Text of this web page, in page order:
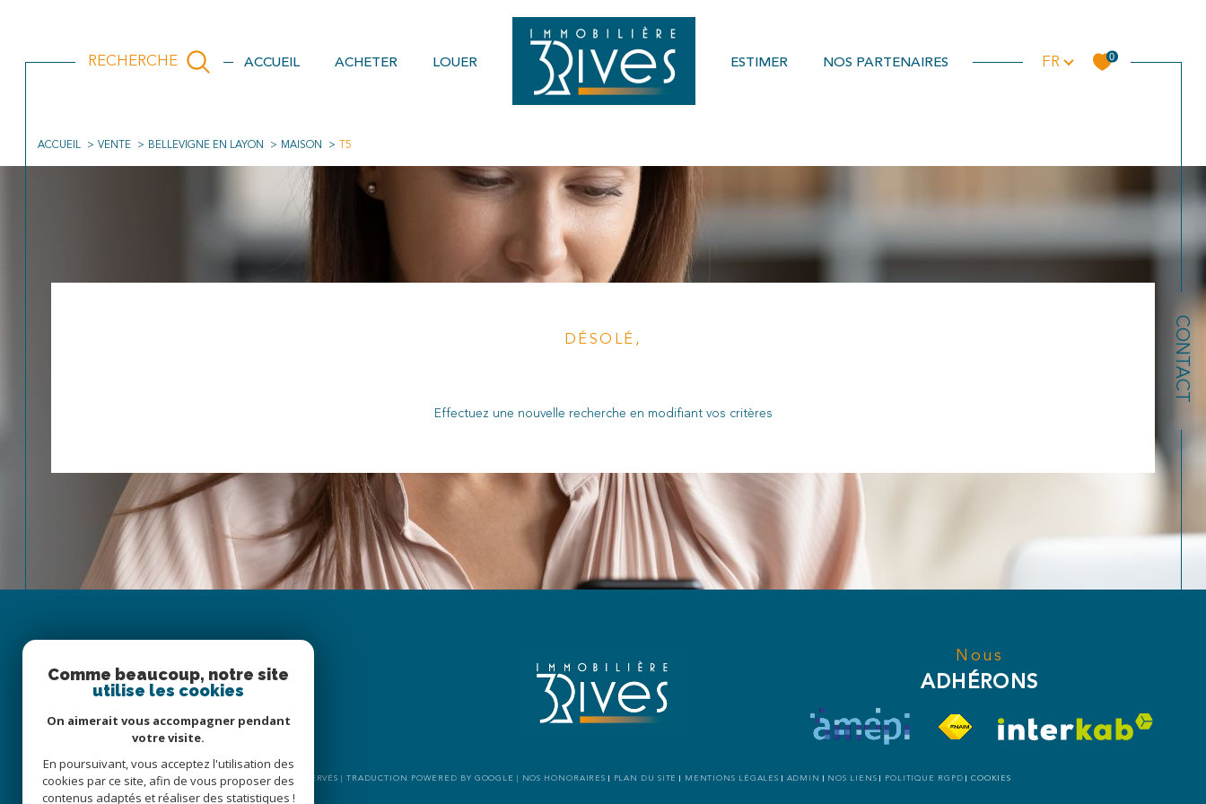
ACCUEIL ACHETER LOUER ESTIMER NOS PARTENAIRES
RECHERCHE Langue
FR 0
CONTACT
Acheter
de l'ancien
Estimer
BUDGET
Maison null 5 Pièces Réinitialiser les filtres
ACCUEIL VENTE BELLEVIGNE EN LAYON MAISON T5
DÉSOLÉ,
Effectuez une nouvelle recherche en modifiant vos critères
PROPRIÉTAIRE
Se connecter
Nous
ADHÉRONS
© 2026 | TOUS DROITS RÉSERVÉS | TRADUCTION POWERED BY GOOGLE | NOS HONORAIRES PLAN DU SITE MENTIONS LÉGALES ADMIN NOS LIENS POLITIQUE RGPD COOKIES
Comme beaucoup, notre site
utilise les cookies
On aimerait vous accompagner pendant
votre visite.
En poursuivant, vous acceptez l'utilisation des
cookies par ce site, afin de vous proposer des
contenus adaptés et réaliser des statistiques !